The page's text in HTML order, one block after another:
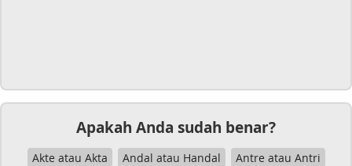
Apakah Anda sudah benar?
Akte atau Akta Andal atau Handal
Antre atau Antri